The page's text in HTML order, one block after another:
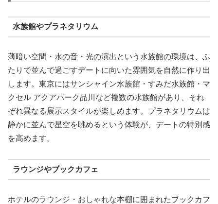
水族館やプラネタリウム
薄暗い空間・水の音・光の演出という水族館の環境は、ふ
たりで並んで過ごすデートに向いた雰囲気を自然に作り出
します。東京にはサンシャイン水族館・すみだ水族館・マ
クセル アクアパーク品川など複数の水族館があり、それ
ぞれ異なる展示スタイルが楽しめます。プラネタリウムは
静かに並んで星空を眺めるという体験が、デートの特別感
を高めます。
ラウンジやブックカフェ
ホテルのラウンジ・おしゃれな本棚に囲まれたブックカフ